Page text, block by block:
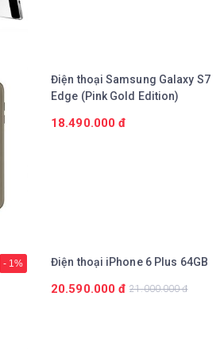
Điện thoại Samsung Galaxy S7
Edge (Pink Gold Edition)
18.490.000 đ
- 1% Điện thoại iPhone 6 Plus 64GB
20.590.000 đ 21.000.000 đ